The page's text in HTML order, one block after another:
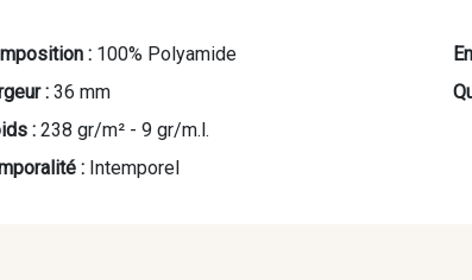
: 100% Polyamide
: 36 mm
: 238 gr/m² - 9 gr/m.l.
: Intemporel